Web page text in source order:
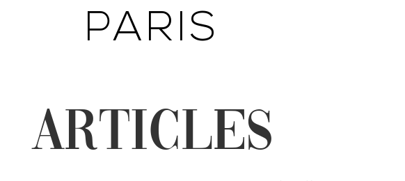
PARIS
ARTICLES